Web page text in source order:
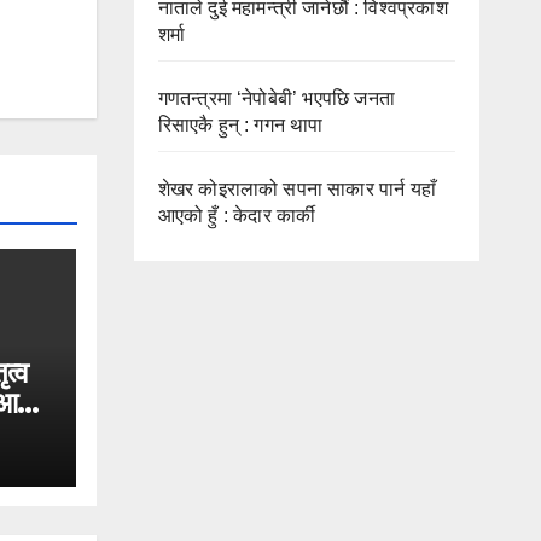
आज
नाताले दुई महामन्त्री जानेछौं : विश्वप्रकाश
शर्मा
गणतन्त्रमा ‘नेपोबेबी’ भएपछि जनता
रिसाएकै हुन् : गगन थापा
शेखर कोइरालाको सपना साकार पार्न यहाँ
आएको हुँ : केदार कार्की